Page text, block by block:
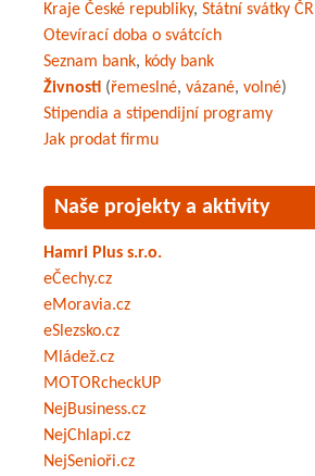
Kraje České republiky, Státní svátky ČR
Otevírací doba o svátcích
Seznam bank, kódy bank
Živnosti (řemeslné, vázané, volné)
Stipendia a stipendijní programy
Jak prodat firmu
Naše projekty a aktivity
Hamri Plus s.r.o.
eČechy.cz
eMoravia.cz
eSlezsko.cz
Mládež.cz
MOTORcheckUP
NejBusiness.cz
NejChlapi.cz
NejSenioři.cz